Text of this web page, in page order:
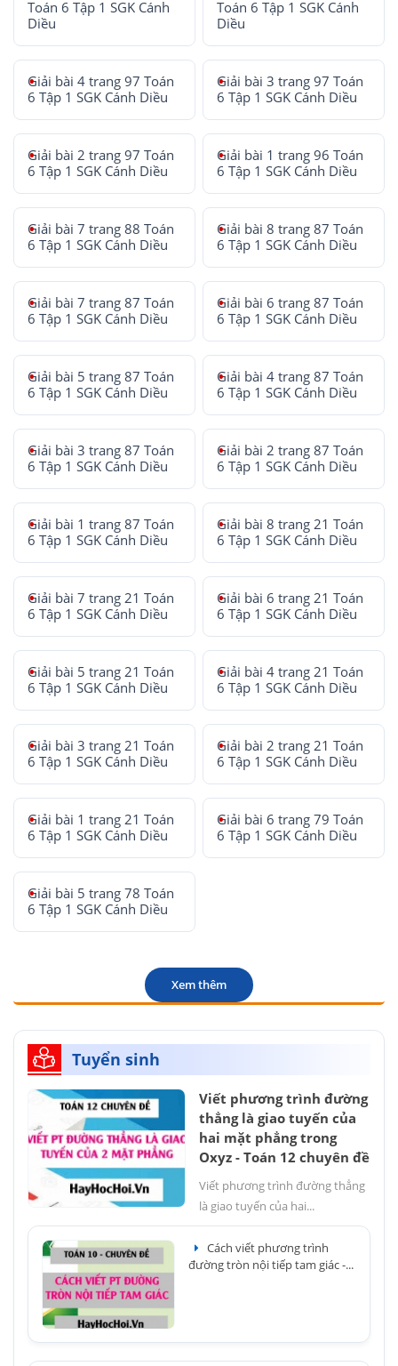
Toán 6 Tập 1 SGK Cánh
Diều
Toán 6 Tập 1 SGK Cánh
Diều
Giải bài 4 trang 97 Toán
6 Tập 1 SGK Cánh Diều
Giải bài 3 trang 97 Toán
6 Tập 1 SGK Cánh Diều
Giải bài 2 trang 97 Toán
6 Tập 1 SGK Cánh Diều
Giải bài 1 trang 96 Toán
6 Tập 1 SGK Cánh Diều
Giải bài 7 trang 88 Toán
6 Tập 1 SGK Cánh Diều
Giải bài 8 trang 87 Toán
6 Tập 1 SGK Cánh Diều
Giải bài 7 trang 87 Toán
6 Tập 1 SGK Cánh Diều
Giải bài 6 trang 87 Toán
6 Tập 1 SGK Cánh Diều
Giải bài 5 trang 87 Toán
6 Tập 1 SGK Cánh Diều
Giải bài 4 trang 87 Toán
6 Tập 1 SGK Cánh Diều
Giải bài 3 trang 87 Toán
6 Tập 1 SGK Cánh Diều
Giải bài 2 trang 87 Toán
6 Tập 1 SGK Cánh Diều
Giải bài 1 trang 87 Toán
6 Tập 1 SGK Cánh Diều
Giải bài 8 trang 21 Toán
6 Tập 1 SGK Cánh Diều
Giải bài 7 trang 21 Toán
6 Tập 1 SGK Cánh Diều
Giải bài 6 trang 21 Toán
6 Tập 1 SGK Cánh Diều
Giải bài 5 trang 21 Toán
6 Tập 1 SGK Cánh Diều
Giải bài 4 trang 21 Toán
6 Tập 1 SGK Cánh Diều
Giải bài 3 trang 21 Toán
6 Tập 1 SGK Cánh Diều
Giải bài 2 trang 21 Toán
6 Tập 1 SGK Cánh Diều
Giải bài 1 trang 21 Toán
6 Tập 1 SGK Cánh Diều
Giải bài 6 trang 79 Toán
6 Tập 1 SGK Cánh Diều
Giải bài 5 trang 78 Toán
6 Tập 1 SGK Cánh Diều
Xem thêm
Tuyển sinh
Viết phương trình đường
thẳng là giao tuyến của
hai mặt phẳng trong
Oxyz - Toán 12 chuyên đề
Viết phương trình đường thẳng
là giao tuyến của hai...
Cách viết phương trình
đường tròn nội tiếp tam giác -...